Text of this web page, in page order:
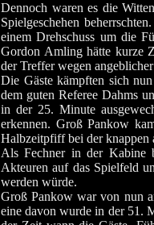
Dennoch waren es die
Spielgeschehen
einem Drehschuss um die
Gordon Amling hätte kurze
der Treffer wegen
Die Gäste kämpften sich
dem guten Referee Dahms
in der 25. Minute
erkennen. Groß Pankow
Halbzeitpfiff bei der knappen
Als Fechner in der Kabine
Akteuren auf das Spielfeld
werden würde.
Groß Pankow war von nun
eine davon wurde in der 51.